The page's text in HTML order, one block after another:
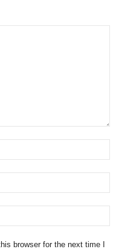
browser for the next time I